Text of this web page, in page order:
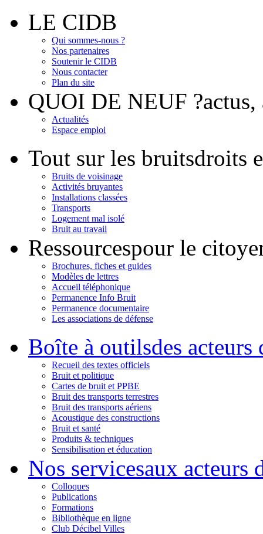
LE CIDB
Qui sommes-nous ?
Nos partenaires
Soutenir le CIDB
Nous contacter
Plan du site
QUOI DE NEUF ?
Actualités
Espace emploi
Tout sur les bruitsdroits
Bruits de voisinage
Activités bruyantes
Installations classées
Transports
Logement mal isolé
Bruit au travail
Ressourcespour le
Brochures, fiches et guides
Modèles de lettres
Accueil téléphonique
Permanence Info Bruit
Permanence documentaire
Les associations de défense
Boîte à outilsdes
Recueil des textes officiels
Bruit et politique
Cartes de bruit et PPBE
Bruit des transports terrestres
Bruit des transports aériens
Acoustique des constructions
Bruit et santé
Produits & techniques
Sensibilisation et éducation
Nos servicesaux acteurs
Colloques
Publications
Formations
Bibliothèque en ligne
Club Décibel Villes